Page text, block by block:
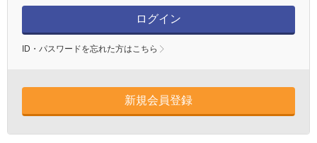
ログイン
ID・パスワードを忘れた方はこちら
新規会員登録